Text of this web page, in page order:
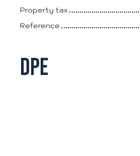
Property tax
Reference
DPE